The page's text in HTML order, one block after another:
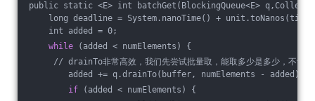
public static <E> int batchGet(BlockingQueue<E>
long deadline = System.nanoTime() +
int added = 0;
while (added < numElements) {
// drainTo非常高效，我们先尝试批量取，能取多少是多少，不够
added += q.drainTo(buffer, numElements - added);
if (added < numElements) {